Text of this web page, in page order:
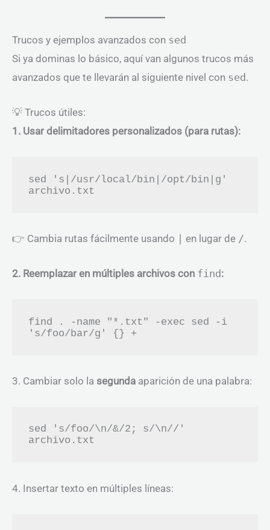
Trucos y ejemplos avanzados con sed
Si ya dominas lo básico, aquí van algunos trucos más
avanzados que te llevarán al siguiente nivel con sed .
💡 Trucos útiles:
1. Usar delimitadores personalizados (para rutas):
sed 's|/usr/local/bin|/opt/bin|g'
👉 Cambia rutas fácilmente usando | en lugar de /.
2. Reemplazar en múltiples archivos con find :
find . -name "*.txt" -exec sed -i
3. Cambiar solo la segunda aparición de una palabra:
sed 's/foo/\n/&/2; s/\n//'
4. Insertar texto en múltiples líneas: